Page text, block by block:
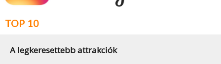
TOP 10
A legkeresettebb attrakciók